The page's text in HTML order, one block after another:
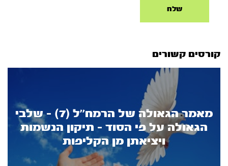
קורסים קשורים
מאמר הגאולה של הרמח’’ל (7) - שלבי
הגאולה על פי הסוד - תיקון הנשמות
ויציאתן מן הקליפות